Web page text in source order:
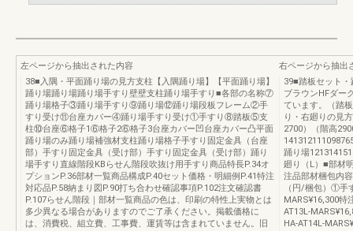
左ページから抽出された内容
38■入隅・平面踊り場の見方支柱【入隅踊り場】【平面踊り場】
踊り場踊り場踊り場手すり壁壁支柱踊り場手すり■各部の名称⑦
踊り場格子③踊り場手すり⑨踊り場⑫踊り場段板フレーム②手
すり受け⑪台座カバー④踊り場手すり受け①手すり⑧踏板⑤支
柱⑩台座⑥格子1⑥格子2⑥格子3台座カバー凹台座カバー凸平面
踊り場のみ踊り場補強材支柱踊り場格子手すり固定金具（台座
部）手すり固定金具（受け部）手すり固定金具（受け部）踊り
場手すり直線階段KBらせん階段吹抜け用手すり商品特長P.34オ
プションP.36部材一覧商品構成P.40セット価格・明細例P.41特注
対応品P.58納まり図P.90打ち合わせ確認事項P.102注文確認書
P.107らせん階段｜部材一覧商品の色は、印刷の特性上実物とは
多少異なる場合がありますのでご了承ください。掲載価格に
は、消費税、組立費、工事費、運賃等は含まれていません。旧
右ページから抽出
39■踏板セット
ブラウンHFダー
ています。（踏
り・右廻りの見
2700）（階高
踊り場
廻り（L）■部材
注品部材梱包内
（円/梱包）①手
MARS¥16,300特
AT13L-
HA-AT14L-